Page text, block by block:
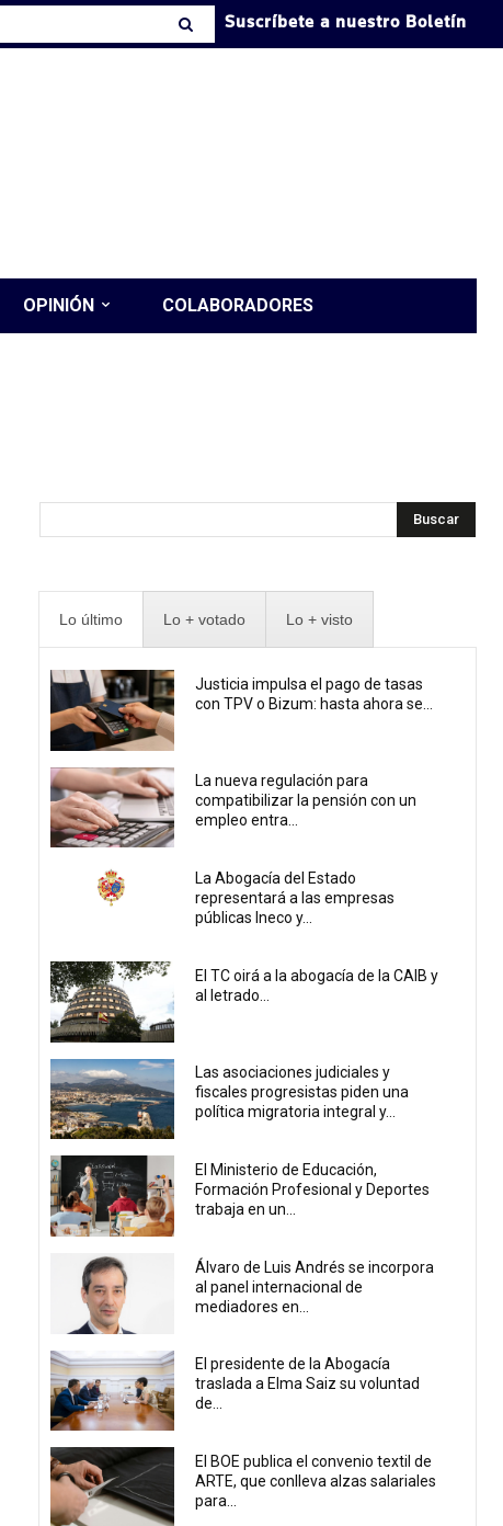
Suscríbete a nuestro Boletín
OPINIÓN COLABORADORES
Buscar
Lo último Lo + votado Lo + visto
Justicia impulsa el pago de tasas
con TPV o Bizum: hasta ahora se...
La nueva regulación para
compatibilizar la pensión con un
empleo entra...
La Abogacía del Estado
representará a las empresas
públicas Ineco y...
El TC oirá a la abogacía de la CAIB y
al letrado...
Las asociaciones judiciales y
fiscales progresistas piden una
política migratoria integral y...
El Ministerio de Educación,
Formación Profesional y Deportes
trabaja en un...
Álvaro de Luis Andrés se incorpora
al panel internacional de
mediadores en...
El presidente de la Abogacía
traslada a Elma Saiz su voluntad
de...
El BOE publica el convenio textil de
ARTE, que conlleva alzas salariales
para...